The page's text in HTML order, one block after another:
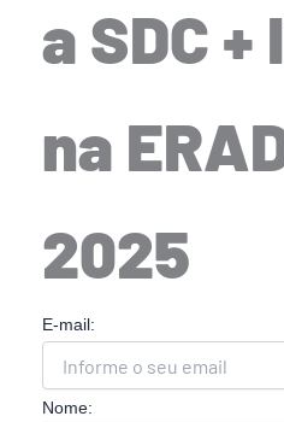
a SDC
na
2025
E-mail:
Nome: